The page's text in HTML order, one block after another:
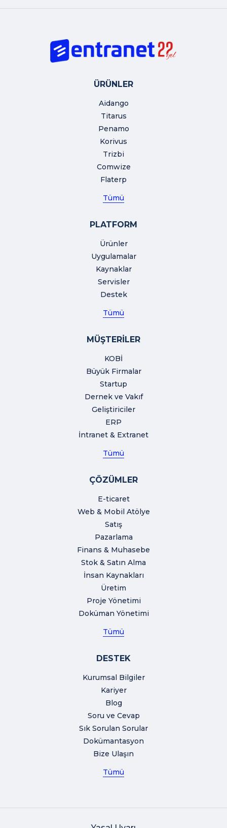
ÜRÜNLER
Aidango
Titarus
Penamo
Korivus
Trizbi
Comwize
Flaterp
Tümü
PLATFORM
Ürünler
Uygulamalar
Kaynaklar
Servisler
Destek
Tümü
MÜŞTERİLER
KOBİ
Büyük Firmalar
Startup
Dernek ve Vakıf
Geliştiriciler
ERP
İntranet & Extranet
Tümü
ÇÖZÜMLER
E-ticaret
Web & Mobil Atölye
Satış
Pazarlama
Finans & Muhasebe
Stok & Satın Alma
İnsan Kaynakları
Üretim
Proje Yönetimi
Doküman Yönetimi
Tümü
DESTEK
Kurumsal Bilgiler
Kariyer
Blog
Soru ve Cevap
Sık Sorulan Sorular
Dokümantasyon
Bize Ulaşın
Tümü